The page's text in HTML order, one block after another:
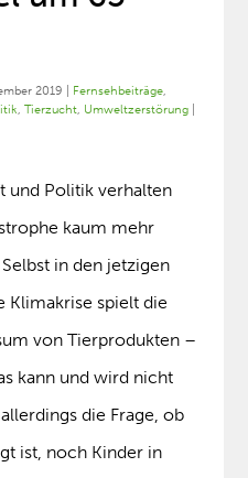
2019 Fernsehbeiträge,
,Tierzucht, Umweltzerstörung
und Politik verhalten
kaum mehr
in den jetzigen
Klimakrise spielt die
von Tierprodukten –
kann und wird nicht
die Frage, ob
ist, noch Kinder in